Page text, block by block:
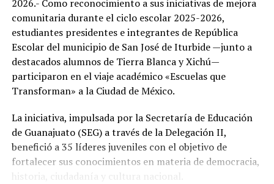
2026.- Como reconocimiento a sus iniciativas de mejora
comunitaria durante el ciclo escolar 2025-2026,
estudiantes presidentes e integrantes de República
Escolar del municipio de San José de Iturbide —junto a
destacados alumnos de Tierra Blanca y Xichú—
participaron en el viaje académico «Escuelas que
Transforman» a la Ciudad de México.
La iniciativa, impulsada por la Secretaría de Educación
de Guanajuato (SEG) a través de la Delegación II,
benefició a 35 líderes juveniles con el objetivo de
fortalecer sus conocimientos en materia de democracia,
historia, ciudadanía y cultura nacional.